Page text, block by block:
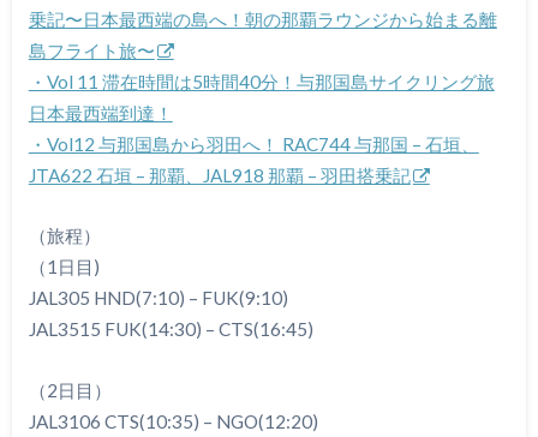
乗記〜日本最西端の島へ！朝の那覇ラウンジから始まる離
島フライト旅〜
・Vol 11 滞在時間は5時間40分！与那国島サイクリング旅
日本最西端到達！
・Vol12 与那国島から羽田へ！ RAC744 与那国 – 石垣、
JTA622 石垣 – 那覇、JAL918 那覇 – 羽田搭乗記
（旅程）
（1日目)
JAL305 HND(7:10) – FUK(9:10)
JAL3515 FUK(14:30) – CTS(16:45)
（2日目）
JAL3106 CTS(10:35) – NGO(12:20)